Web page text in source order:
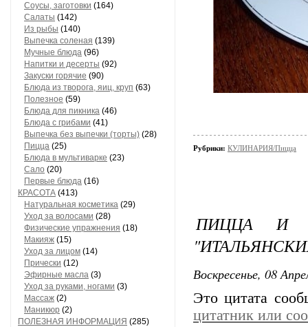
Соусы, заготовки (164)
Салаты (142)
Из рыбы (140)
Выпечка соленая (139)
Мучные блюда (96)
Напитки и десерты (92)
Закуски горячие (90)
Блюда из творога, яиц, круп (63)
Полезное (59)
Блюда для пикника (46)
Блюда с грибами (41)
Выпечка без выпечки (торты) (28)
Пицца (25)
Блюда в мультиварке (23)
Сало (20)
Первые блюда (16)
КРАСОТА (413)
Натуральная косметика (29)
Уход за волосами (28)
Физические упражнения (18)
Макияж (15)
Уход за лицом (14)
Прически (12)
Эфирные масла (3)
Уход за руками, ногами (3)
Массаж (2)
Маникюр (2)
ПОЛЕЗНАЯ ИНФОРМАЦИЯ (285)
Рубрики: КУЛИНАРИЯ/Пицца
ПИЦЦА И
Воскресенье, 08
Это цитата
цитатник или